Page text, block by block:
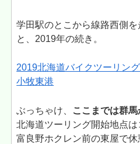
学田駅のとこから線路西側
と、2019年の続き。
2019北海道バイクツーリ
小牧東港
ぶっちゃけ、 ここまでは群
北海道ツーリング開始地点
富良野ホクレン前の東屋で休